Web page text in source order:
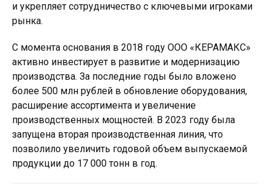
и укрепляет сотрудничество с ключевыми игроками
рынка.
С момента основания в 2018 году ООО «КЕРАМАКС»
активно инвестирует в развитие и модернизацию
производства. За последние годы было вложено
более 500 млн рублей в обновление оборудования,
расширение ассортимента и увеличение
производственных мощностей. В 2023 году была
запущена вторая производственная линия, что
позволило увеличить годовой объем выпускаемой
продукции до 17 000 тонн в год.